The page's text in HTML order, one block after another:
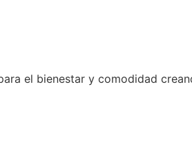
el bienestar y comodidad